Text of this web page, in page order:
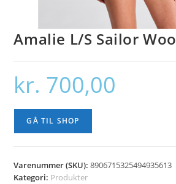
Amalie L/S Sailor
kr. 700,00
GÅ TIL SHOP
Varenummer (SKU):8906715325494935613
Kategori: Produkter